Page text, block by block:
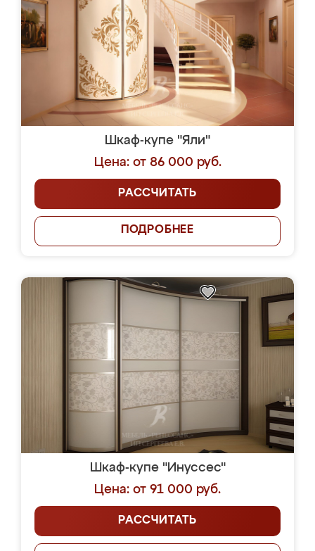
Шкаф-купе "Яли"
Цена: от 86 000 руб.
РАССЧИТАТЬ
ПОДРОБНЕЕ
Шкаф-купе "Инуссес"
Цена: от 91 000 руб.
РАССЧИТАТЬ